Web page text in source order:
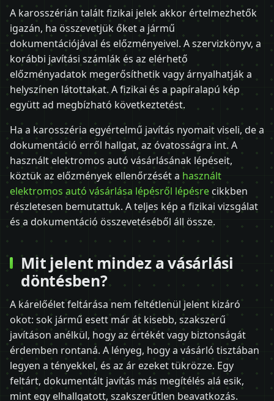
A karosszérián talált fizikai jelek akkor értelmezhetők
igazán, ha összevetjük őket a jármű
dokumentációjával és előzményeivel. A szervizkönyv, a
korábbi javítási számlák és az elérhető
előzményadatok megerősíthetik vagy árnyalhatják a
helyszínen látottakat. A fizikai és a papíralapú kép
együtt ad megbízható következtetést.
Ha a karosszéria egyértelmű javítás nyomait viseli, de a
dokumentáció erről hallgat, az óvatosságra int. A
használt elektromos autó vásárlásának lépéseit,
köztük az előzmények ellenőrzését a használt
elektromos autó vásárlása lépésről lépésre cikkben
részletesen bemutattuk. A teljes kép a fizikai vizsgálat
és a dokumentáció összevetéséből áll össze.
Mit jelent mindez a vásárlási
döntésben?
A kárelőélet feltárása nem feltétlenül jelent kizáró
okot: sok jármű esett már át kisebb, szakszerű
javításon anélkül, hogy az értékét vagy biztonságát
érdemben rontaná. A lényeg, hogy a vásárló tisztában
legyen a tényekkel, és az ár ezeket tükrözze. Egy
feltárt, dokumentált javítás más megítélés alá esik,
mint egy elhallgatott, szakszerűtlen beavatkozás.